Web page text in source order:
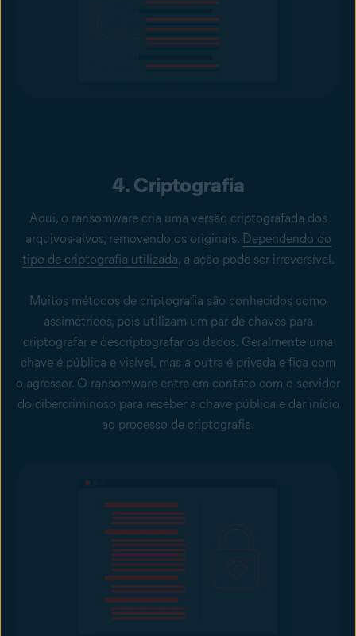
4. Criptografia
Aqui, o ransomware cria uma versão criptografada dos
arquivos-alvos, removendo os originais. Dependendo do
tipo de criptografia utilizada, a ação pode ser irreversível.
Muitos métodos de criptografia são conhecidos como
assimétricos, pois utilizam um par de chaves para
criptografar e descriptografar os dados. Geralmente uma
chave é pública e visível, mas a outra é privada e fica com
o agressor. O ransomware entra em contato com o servidor
do cibercriminoso para receber a chave pública e dar início
ao processo de criptografia.